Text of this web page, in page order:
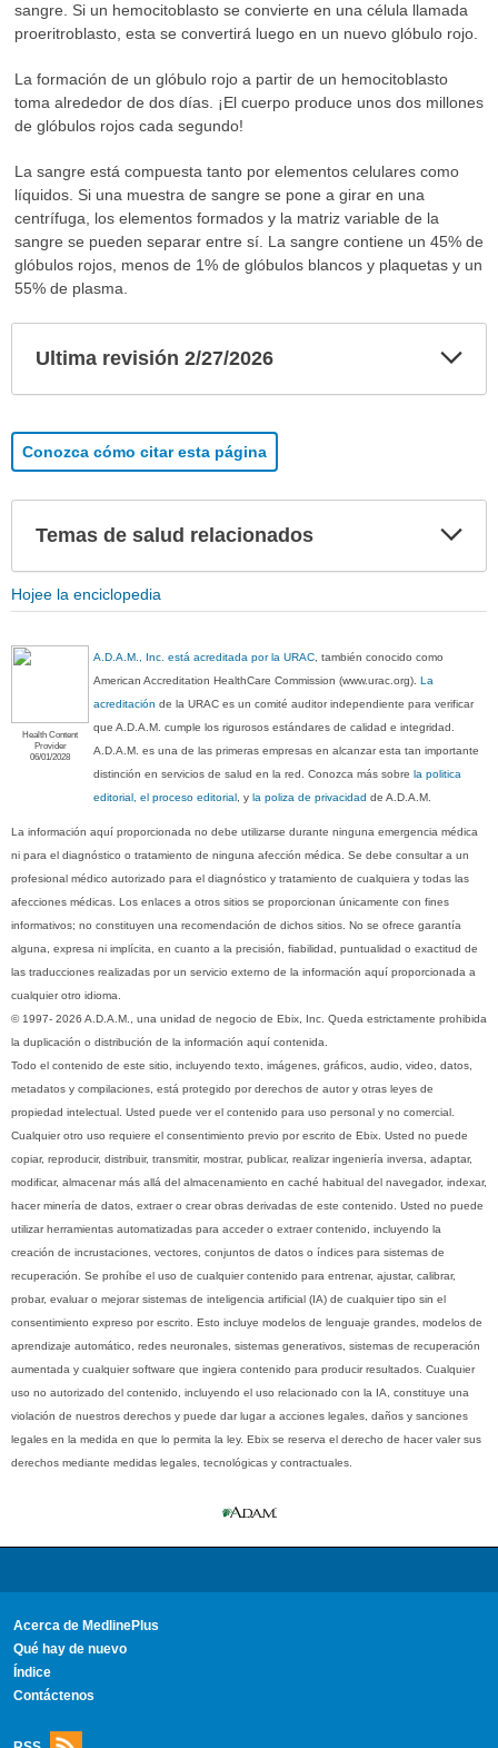
sangre. Si un hemocitoblasto se convierte en una célula llamada
proeritroblasto, esta se convertirá luego en un nuevo glóbulo rojo.
La formación de un glóbulo rojo a partir de un hemocitoblasto
toma alrededor de dos días. ¡El cuerpo produce unos dos millones
de glóbulos rojos cada segundo!
La sangre está compuesta tanto por elementos celulares como
líquidos. Si una muestra de sangre se pone a girar en una
centrífuga, los elementos formados y la matriz variable de la
sangre se pueden separar entre sí. La sangre contiene un 45% de
glóbulos rojos, menos de 1% de glóbulos blancos y plaquetas y un
55% de plasma.
Ultima revisión 2/27/2026
Conozca cómo citar esta página
Temas de salud relacionados
Hojee la enciclopedia
Health Content
Provider
06/01/2028
A.D.A.M., Inc. está acreditada por la URAC, también conocido como
American Accreditation HealthCare Commission (www.urac.org). La
acreditación de la URAC es un comité auditor independiente para verificar
que A.D.A.M. cumple los rigurosos estándares de calidad e integridad.
A.D.A.M. es una de las primeras empresas en alcanzar esta tan importante
distinción en servicios de salud en la red. Conozca más sobre la politica
editorial, el proceso editorial , y la poliza de privacidad de A.D.A.M.
La información aquí proporcionada no debe utilizarse durante ninguna emergencia médica
ni para el diagnóstico o tratamiento de ninguna afección médica. Se debe consultar a un
profesional médico autorizado para el diagnóstico y tratamiento de cualquiera y todas las
afecciones médicas. Los enlaces a otros sitios se proporcionan únicamente con fines
informativos; no constituyen una recomendación de dichos sitios. No se ofrece garantía
alguna, expresa ni implícita, en cuanto a la precisión, fiabilidad, puntualidad o exactitud de
las traducciones realizadas por un servicio externo de la información aquí proporcionada a
cualquier otro idioma.
© 1997- 2026 A.D.A.M., una unidad de negocio de Ebix, Inc. Queda estrictamente prohibida
la duplicación o distribución de la información aquí contenida.
Todo el contenido de este sitio, incluyendo texto, imágenes, gráficos, audio, video, datos,
metadatos y compilaciones, está protegido por derechos de autor y otras leyes de
propiedad intelectual. Usted puede ver el contenido para uso personal y no comercial.
Cualquier otro uso requiere el consentimiento previo por escrito de Ebix. Usted no puede
copiar, reproducir, distribuir, transmitir, mostrar, publicar, realizar ingeniería inversa, adaptar,
modificar, almacenar más allá del almacenamiento en caché habitual del navegador, indexar,
hacer minería de datos, extraer o crear obras derivadas de este contenido. Usted no puede
utilizar herramientas automatizadas para acceder o extraer contenido, incluyendo la
creación de incrustaciones, vectores, conjuntos de datos o índices para sistemas de
recuperación. Se prohíbe el uso de cualquier contenido para entrenar, ajustar, calibrar,
probar, evaluar o mejorar sistemas de inteligencia artificial (IA) de cualquier tipo sin el
consentimiento expreso por escrito. Esto incluye modelos de lenguaje grandes, modelos de
aprendizaje automático, redes neuronales, sistemas generativos, sistemas de recuperación
aumentada y cualquier software que ingiera contenido para producir resultados. Cualquier
uso no autorizado del contenido, incluyendo el uso relacionado con la IA, constituye una
violación de nuestros derechos y puede dar lugar a acciones legales, daños y sanciones
legales en la medida en que lo permita la ley. Ebix se reserva el derecho de hacer valer sus
derechos mediante medidas legales, tecnológicas y contractuales.
Acerca de MedlinePlus
Qué hay de nuevo
Índice
Contáctenos